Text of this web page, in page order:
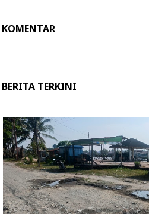
KOMENTAR
BERITA TERKINI